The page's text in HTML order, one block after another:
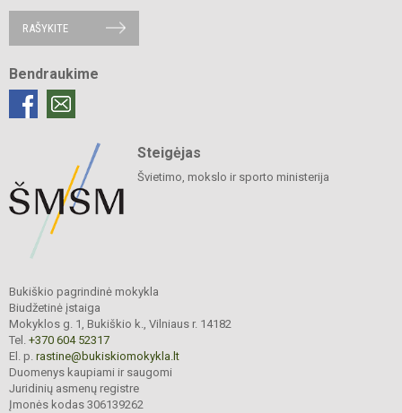
RAŠYKITE
Bendraukime
Steigėjas
Švietimo, mokslo ir sporto ministerija
Bukiškio pagrindinė mokykla
Biudžetinė įstaiga
Mokyklos g. 1, Bukiškio k., Vilniaus r. 14182
Tel. +370 604 52317
El. p. rastine@bukiskiomokykla.lt
Duomenys kaupiami ir saugomi
Juridinių asmenų registre
Įmonės kodas 306139262